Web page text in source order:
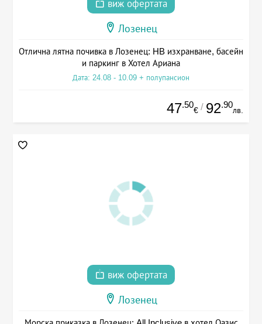
виж офертата
Лозенец
Отлична лятна почивка в Лозенец: HB изхранване, басейн
и паркинг в Хотел Ариана
Дата: 24.08 - 10.09 + полупансион
47.50
€ / 92.90
лв.
виж офертата
Лозенец